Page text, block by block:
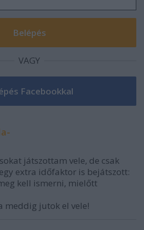
VAGY
játszottam vele, de csak
extra időfaktor is bejátszott:
kell ismerni, mielőtt
meddig jutok el vele!